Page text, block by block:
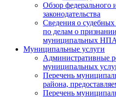
Обзор федерального
законодательства
Сведения о
по делам о
муниципальных НПА
Муниципальные услуги
Административные
муниципальных
Перечень
района,
Перечень